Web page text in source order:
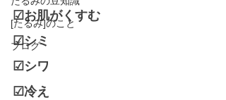
[たるみ]のこと
ブログ
☑︎お肌がくすむ
☑︎シミ
☑︎シワ
☑︎冷え